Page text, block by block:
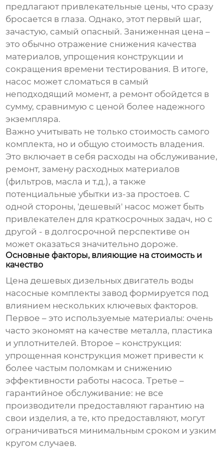
предлагают привлекательные цены, что сразу
бросается в глаза. Однако, этот первый шаг,
зачастую, самый опасный. Заниженная цена –
это обычно отражение снижения качества
материалов, упрощения конструкции и
сокращения времени тестирования. В итоге,
насос может сломаться в самый
неподходящий момент, а ремонт обойдется в
сумму, сравнимую с ценой более надежного
экземпляра.
Важно учитывать не только стоимость самого
комплекта, но и общую стоимость владения.
Это включает в себя расходы на обслуживание,
ремонт, замену расходных материалов
(фильтров, масла и т.д.), а также
потенциальные убытки из-за простоев. С
одной стороны, 'дешевый' насос может быть
привлекателен для краткосрочных задач, но с
другой - в долгосрочной перспективе он
может оказаться значительно дороже.
Основные факторы, влияющие на стоимость и
качество
Ценадешевых дизельных двигатель воды
насосные комплекты завод формируется под
влиянием нескольких ключевых факторов.
Первое – это используемые материалы: очень
часто экономят на качестве металла, пластика
и уплотнителей. Второе – конструкция:
упрощенная конструкция может привести к
более частым поломкам и снижению
эффективности работы насоса. Третье –
гарантийное обслуживание: не все
производители предоставляют гарантию на
свои изделия, а те, кто предоставляют, могут
ограничиваться минимальным сроком и узким
кругом случаев.